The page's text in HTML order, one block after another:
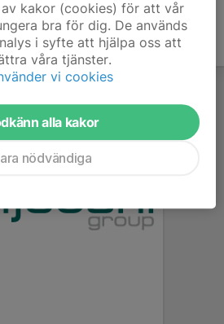
kakor (cookies) för att vår
bra för dig. De används
i syfte att hjälpa oss att
våra tjänster.
vi cookies
alla kakor
nödvändiga